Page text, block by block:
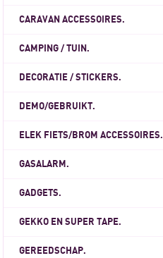
CARAVAN ACCESSOIRES.
CAMPING / TUIN.
DECORATIE / STICKERS.
DEMO/GEBRUIKT.
ELEK FIETS/BROM ACCESSOIRES.
GASALARM.
GADGETS.
GEKKO EN SUPER TAPE.
GEREEDSCHAP.